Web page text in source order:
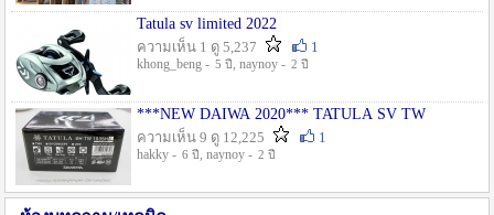
Tatula sv limited 2022
ความเห็น 1 ดู 5,237
1
khong_beng - 5 ปี , naynoy - 2 ปี
***NEW DAIWA 2020*** TATULA SV TW
ความเห็น 9 ดู 12,225
1
hakky - 6 ปี , naynoy - 2 ปี